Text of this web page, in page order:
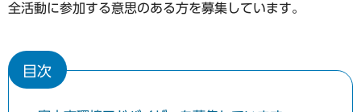
全活動に参加する意思のある方を募集しています。
目次